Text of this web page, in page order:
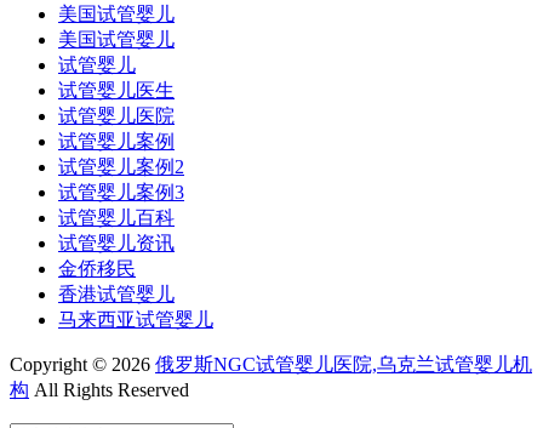
美国试管婴儿
美国试管婴儿
试管婴儿
试管婴儿医生
试管婴儿医院
试管婴儿案例
试管婴儿案例2
试管婴儿案例3
试管婴儿百科
试管婴儿资讯
金侨移民
香港试管婴儿
马来西亚试管婴儿
Copyright © 2026 俄罗斯NGC试管婴儿医院,乌克兰试管婴儿机
构 All Rights Reserved